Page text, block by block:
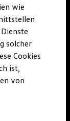
wie
solcher
Cookies
ist,
von